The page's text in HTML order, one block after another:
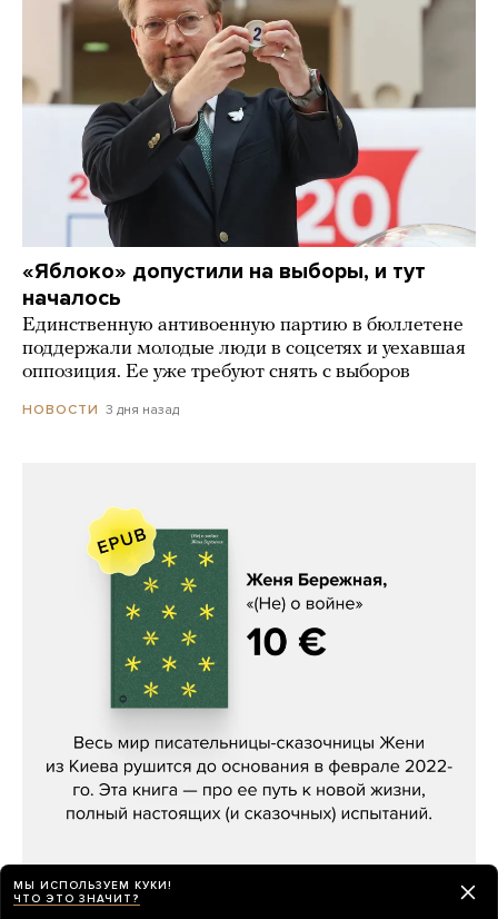
«Яблоко» допустили на выборы, и тут
началось
Единственную антивоенную партию в бюллетене
поддержали молодые люди в соцсетях и уехавшая
оппозиция. Ее уже требуют снять с выборов
НОВОСТИ 3 дня назад
Женя Бережная, «(Не) о войне»
МЫ ИСПОЛЬЗУЕМ КУКИ!
ЧТО ЭТО ЗНАЧИТ?